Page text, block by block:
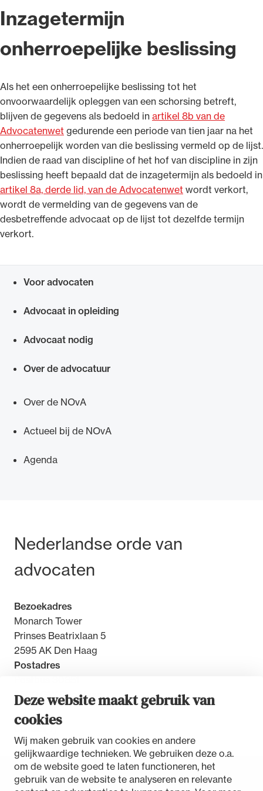
Deze website maakt gebruik van
cookies
Wij maken gebruik van cookies en andere
gelijkwaardige technieken. We gebruiken deze o.a.
om de website goed te laten functioneren, het
gebruik van de website te analyseren en relevante
Inzagetermijn
onherroepelijke beslissing
Als het een onherroepelijke beslissing tot het
onvoorwaardelijk opleggen van een schorsing betreft,
blijven de gegevens als bedoeld in artikel 8b van de
Advocatenwet gedurende een periode van tien jaar na het
onherroepelijk worden van die beslissing vermeld op de lijst.
Indien de raad van discipline of het hof van discipline in zijn
beslissing heeft bepaald dat de inzagetermijn als bedoeld in
artikel 8a, derde lid, van de Advocatenwet wordt verkort,
wordt de vermelding van de gegevens van de
desbetreffende advocaat op de lijst tot dezelfde termijn
verkort.
Voor advocaten
Advocaat in opleiding
Advocaat nodig
Over de advocatuur
Over de NOvA
Actueel bij de NOvA
Agenda
Bezoek- en postadres
Nederlandse orde van
advocaten
Bezoekadres
Monarch Tower
Prinses Beatrixlaan 5
2595 AK Den Haag
Postadres
2500 GW Den Haag
Toegankelijkheidsverklaring